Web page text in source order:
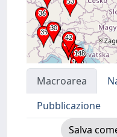
Macroarea
Pubblicazione
Salva